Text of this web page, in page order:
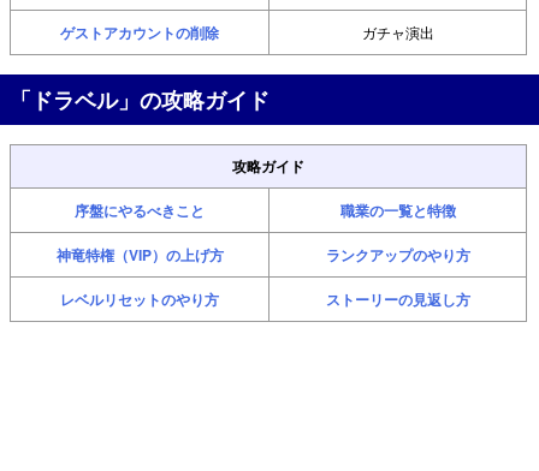
ゲストアカウントの削除 ガチャ演出
「ドラベル」の攻略ガイド
攻略ガイド
序盤にやるべきこと 職業の一覧と特徴
神竜特権（VIP）の上げ方 ランクアップのやり方
レベルリセットのやり方 ストーリーの見返し方